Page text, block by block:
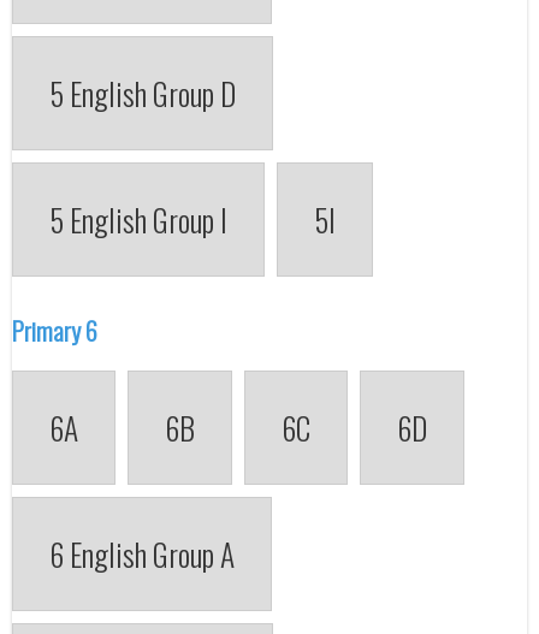
5 English Group D
5 English Group I 5I
Primary 6
6A 6B 6C 6D
6 English Group A